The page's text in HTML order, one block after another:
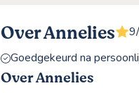
Over Annelies
Goedgekeurd na
Over Annelies